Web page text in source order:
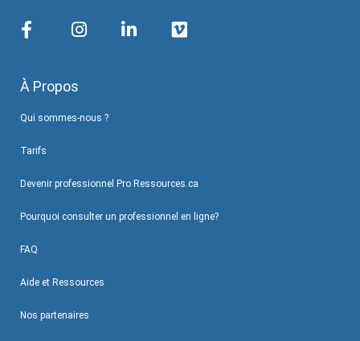
À Propos
Qui sommes-nous ?
Tarifs
Devenir professionnel Pro Ressources.ca
Pourquoi consulter un professionnel en ligne?
FAQ
Aide et Ressources
Nos partenaires